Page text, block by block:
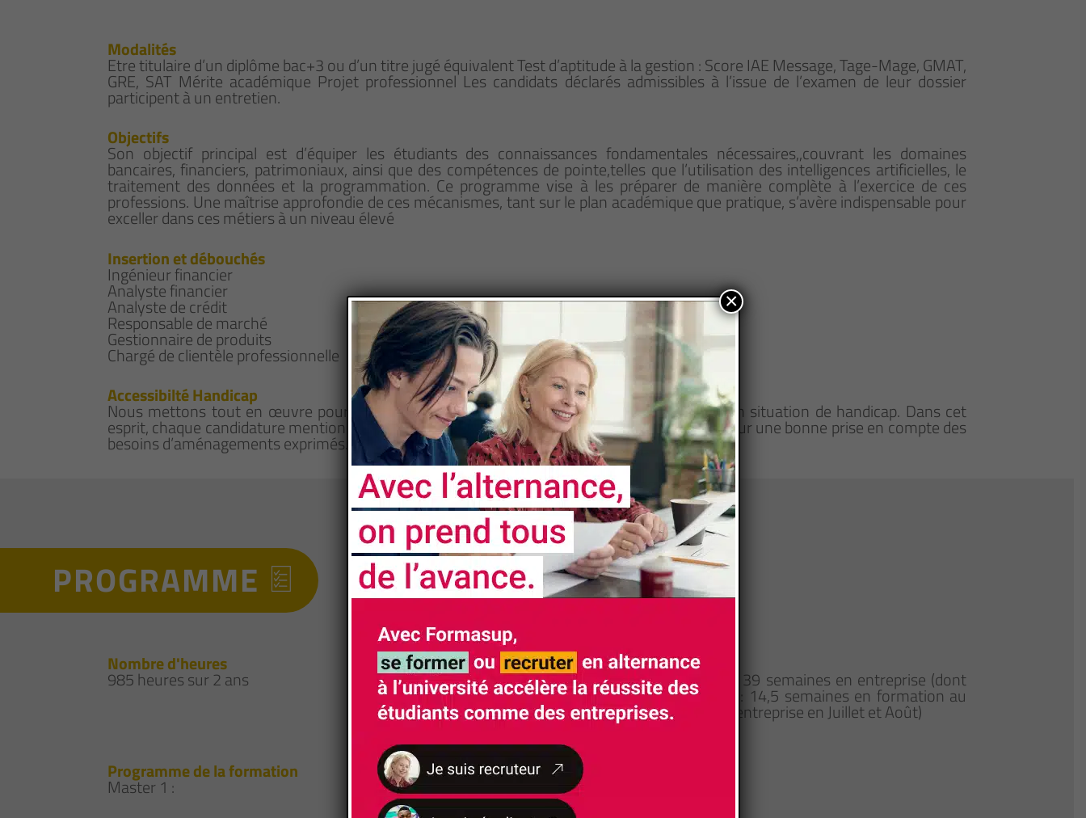
Modalités
Etre titulaire d’un diplôme bac+3 ou d’un titre jugé équivalent Test d’aptitude à la gestion : Score IAE Message, Tage-Mage, GMAT,
GRE, SAT Mérite académique Projet professionnel Les candidats déclarés admissibles à l’issue de l’examen de leur dossier
participent à un entretien.
Objectifs
Son objectif principal est d’équiper les étudiants des connaissances fondamentales nécessaires,,couvrant les domaines
bancaires, financiers, patrimoniaux, ainsi que des compétences de pointe,telles que l’utilisation des intelligences artificielles, le
traitement des données et la programmation. Ce programme vise à les préparer de manière complète à l’exercice de ces
professions. Une maîtrise approfondie de ces mécanismes, tant sur le plan académique que pratique, s’avère indispensable pour
exceller dans ces métiers à un niveau élevé
Insertion et débouchés
Ingénieur financier
Analyste financier
Analyste de crédit
Responsable de marché
Gestionnaire de produits
Chargé de clientèle professionnelle
Accessibilté Handicap
Nous mettons tout en œuvre pour que nos formations soient accessibles aux personnes en situation de handicap. Dans cet
esprit, chaque candidature mentionnant un handicap fera l'objet d'un examen personnalisé pour une bonne prise en compte des
besoins d’aménagements exprimés.
PROGRAMME
Nombre d'heures
985 heures sur 2 ans
Rythme d'alternance
Master 1 : 14 semaines en formation au centre 39 semaines en entreprise (dont
100% en entreprise en Juillet et Août) Master 2 : 14,5 semaines en formation au
centre 38 semaines en entreprise (dont 100% en entreprise en Juillet et Août)
Programme de la formation
Master 1 :
×